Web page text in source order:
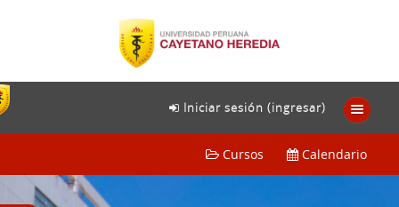
Iniciar sesión (ingresar)
Cursos Calendario